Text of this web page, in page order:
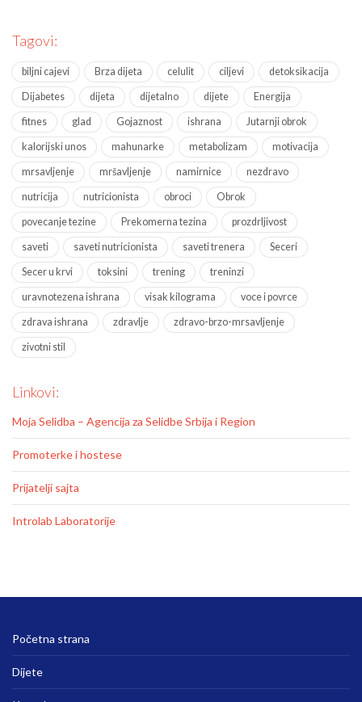
Tagovi:
biljni cajevi Brza dijeta celulit ciljevi detoksikacija
Dijabetes dijeta dijetalno dijete Energija
fitnes glad Gojaznost ishrana Jutarnji obrok
kalorijski unos mahunarke metabolizam motivacija
mrsavljenje mršavljenje namirnice nezdravo
nutricija nutricionista obroci Obrok
povecanje tezine Prekomerna tezina prozdrljivost
saveti saveti nutricionista saveti trenera Seceri
Secer u krvi toksini trening treninzi
uravnotezena ishrana visak kilograma voce i povrce
zdrava ishrana zdravlje zdravo-brzo-mrsavljenje
zivotni stil
Linkovi:
Moja Selidba – Agencija za Selidbe Srbija i Region
Promoterke i hostese
Prijatelji sajta
Introlab Laboratorije
Početna strana
Dijete